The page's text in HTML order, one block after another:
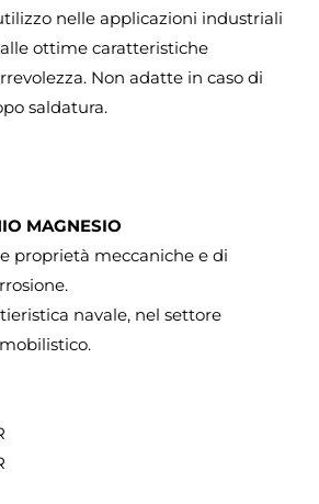
nelle applicazioni industriali
ottime caratteristiche
Non adatte in caso di
saldatura.
MAGNESIO
proprietà meccaniche e di
navale, nel settore